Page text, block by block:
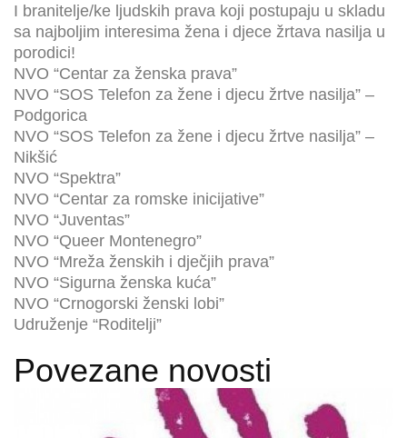
I branitelje/ke ljudskih prava koji postupaju u skladu
sa najboljim interesima žena i djece žrtava nasilja u
porodici!
NVO “Centar za ženska prava”
NVO “SOS Telefon za žene i djecu žrtve nasilja” –
Podgorica
NVO “SOS Telefon za žene i djecu žrtve nasilja” –
Nikšić
NVO “Spektra”
NVO “Centar za romske inicijative”
NVO “Juventas”
NVO “Queer Montenegro”
NVO “Mreža ženskih i dječjih prava”
NVO “Sigurna ženska kuća”
NVO “Crnogorski ženski lobi”
Udruženje “Roditelji”
Povezane novosti